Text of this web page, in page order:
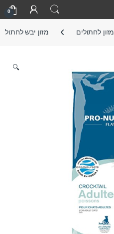
0
מזון לחתולים מזון יבש לחתול
🔍